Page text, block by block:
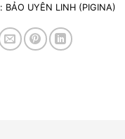
BẢO UYÊN LINH (PIGINA)